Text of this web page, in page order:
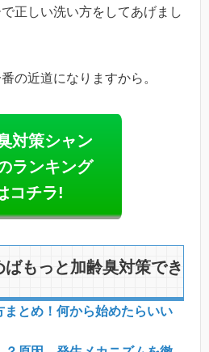
正しい洗い方をしてあげまし
の近道になりますから。
対策シャン
ランキング
コチラ!
ばもっと加齢臭対策でき
まとめ！何から始めたらいい